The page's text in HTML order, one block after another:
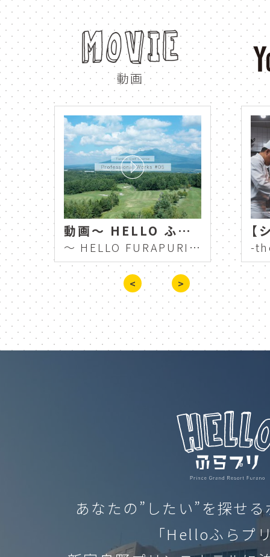
ニングルテラス ルゴロ
レストラン スキー場
スーベニアショップ
shisai no yu pan
furano ski area mori
le gaulois furano
ソーズバー 映像
ニングルテラス
le gaulois furano
熱気球 hot air
パークゴルフ park
アーノルドパーマー
散歩
kaze no garden walk
写真 kaze no garden
HELLO ふらプリ
MOVIE
動画
新富良野プリンスホテル 冬
Shin Furano Prince Hotel Winter
動画～ HELLO ふらプリ 富良野ゴルフコース スタッフに密着 Professional Works #5 ～
～ HELLO FURAPURI Furano Golf Course Close to Staff Professional Works #5 ～
< >
あなたの”したい”を探せ
「Helloふらプリ